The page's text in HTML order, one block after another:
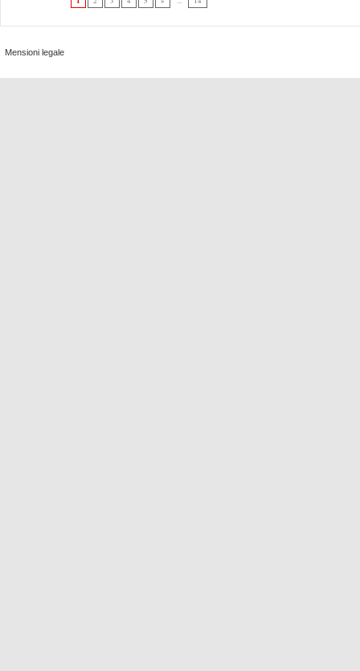
Mensioni legale